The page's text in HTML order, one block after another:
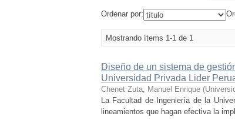
Ordenar por:
Mostrando ítems 1-1 de 1
Diseño de un sistema de
Universidad Privada Lider
Chenet Zuta, Manuel Enrique (
La Facultad de Ingeniería de la
lineamientos que hagan efectiva la